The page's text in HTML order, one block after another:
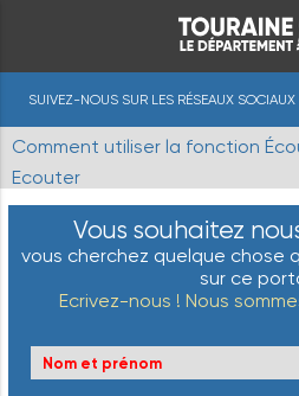
SUIVEZ-NOUS SUR LES RÉSEAUX SOCIAUX
Comment utiliser la fonction
Ecouter
Vous souhaitez
vous cherchez quelque chose
sur ce
Ecrivez-nous ! Nous